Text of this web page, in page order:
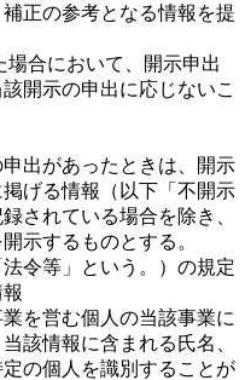
正の参考となる情報を提
場合において、開示申出
開示の申出に応じないこ
出があったときは、開示
げる情報（以下「不開示
されている場合を除き、
示するものとする。
令等」という。）の規定
を営む個人の当該事業に
該情報に含まれる氏名、
の個人を識別することが